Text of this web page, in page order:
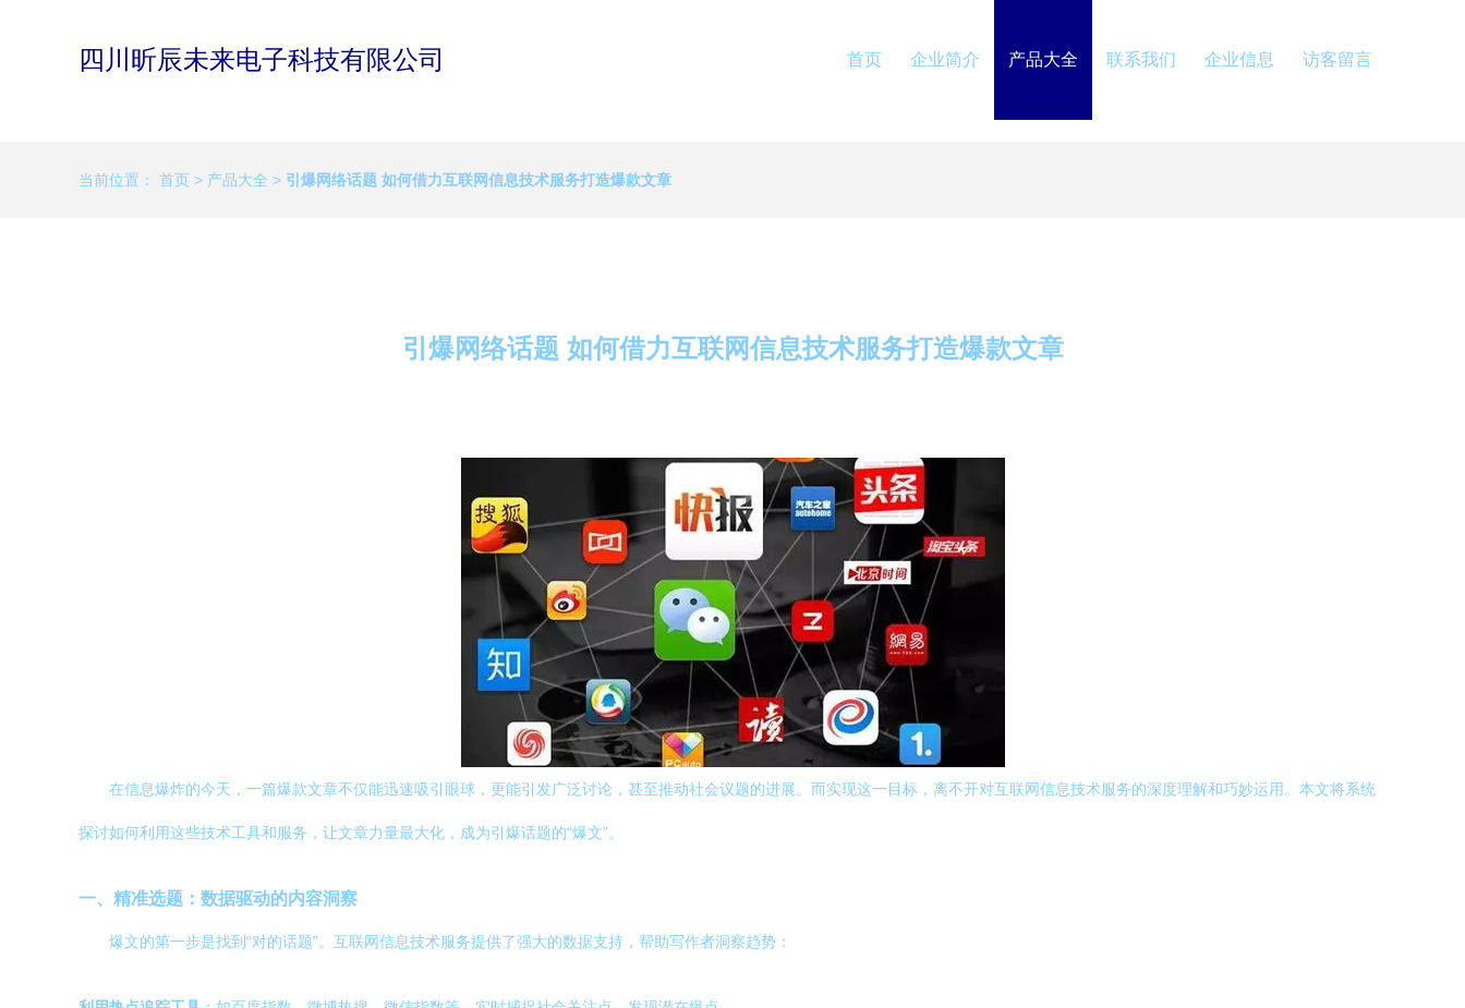
四川昕辰未来电子科技有限公司 首页 企业简介 产品大全 联系我们 企业信息 访客留言
当前位置： 首页 > 产品大全 > 引爆网络话题 如何借力互联网信息技术服务打造爆款文章
引爆网络话题 如何借力互联网信息技术服务打造爆款文章
在信息爆炸的今天，一篇爆款文章不仅能迅速吸引眼球，更能引发广泛讨论，甚至推动社会议题的进展。而实现这一目标，离不开对互联网信息技术服务的深度理解和巧妙运用。本文将系统
探讨如何利用这些技术工具和服务，让文章力量最大化，成为引爆话题的“爆文”。
一、精准选题：数据驱动的内容洞察
爆文的第一步是找到“对的话题”。互联网信息技术服务提供了强大的数据支持，帮助写作者洞察趋势：